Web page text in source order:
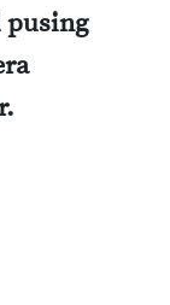
pusing